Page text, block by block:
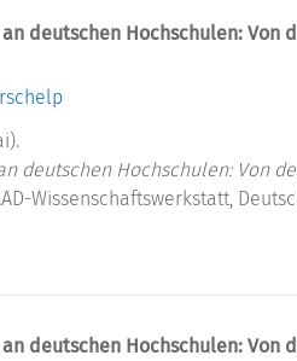
deutschen Hochschulen: Von
deutschen Hochschulen: Von
Wissenschaftswerkstatt,
deutschen Hochschulen: Von